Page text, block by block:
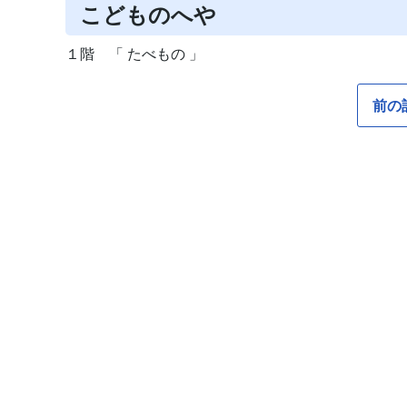
こどものへや
１階 「 たべもの 」
前の